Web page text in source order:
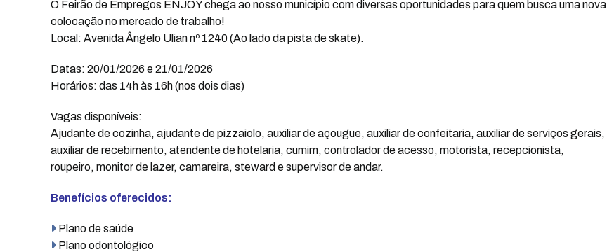
O Feirão de Empregos ENJOY chega ao nosso município com diversas oportunidades para quem busca uma nova
colocação no mercado de trabalho!
Local: Avenida Ângelo Ulian nº 1240 (Ao lado da pista de skate).
Datas: 20/01/2026 e 21/01/2026
Horários: das 14h às 16h (nos dois dias)
Vagas disponíveis:
Ajudante de cozinha, ajudante de pizzaiolo, auxiliar de açougue, auxiliar de confeitaria, auxiliar de serviços gerais,
auxiliar de recebimento, atendente de hotelaria, cumim, controlador de acesso, motorista, recepcionista,
roupeiro, monitor de lazer, camareira, steward e supervisor de andar.
Benefícios oferecidos:
Plano de saúde
Plano odontológico